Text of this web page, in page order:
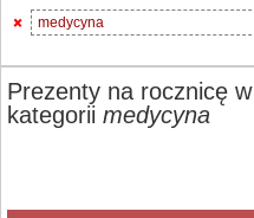
medycyna
Prezenty na rocznicę
kategorii medycyna